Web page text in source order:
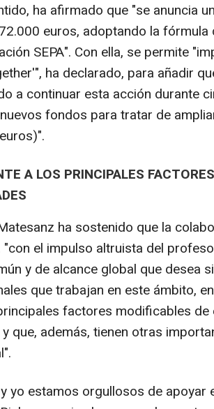
ha afirmado que "se anuncia
euros, adoptando la fórmula
SEPA". Con ella, se permite
ha declarado, para añadir
a continuar esta acción durante
fondos para tratar de
A LOS PRINCIPALES
ha sostenido que la
el impulso altruista del
y de alcance global que desea
que trabajan en este ámbito,
factores modificables
que, además, tienen otras
yo estamos orgullosos de apoyar